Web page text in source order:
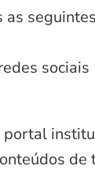
as